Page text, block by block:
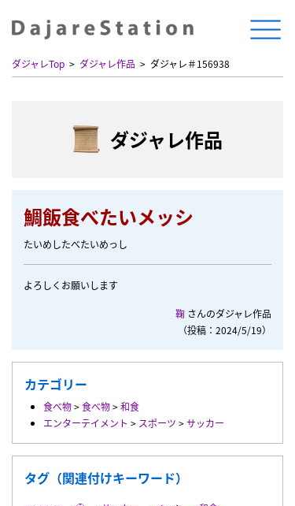
ダジャレTop ダジャレ作品 ダジャレ＃156938
ダジャレ作品
鯛飯食べたいメッシ
たいめしたべたいめっし
よろしくお願いします
鞠 さんのダジャレ作品
（投稿：2024/5/19）
カテゴリー
食べ物>食べ物>和食
エンターテイメント > スポーツ >サッカー
タグ（関連付けキーワード）